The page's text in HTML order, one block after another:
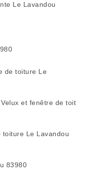
Le Lavandou
de toiture Le
et fenêtre de toit
Le Lavandou
83980